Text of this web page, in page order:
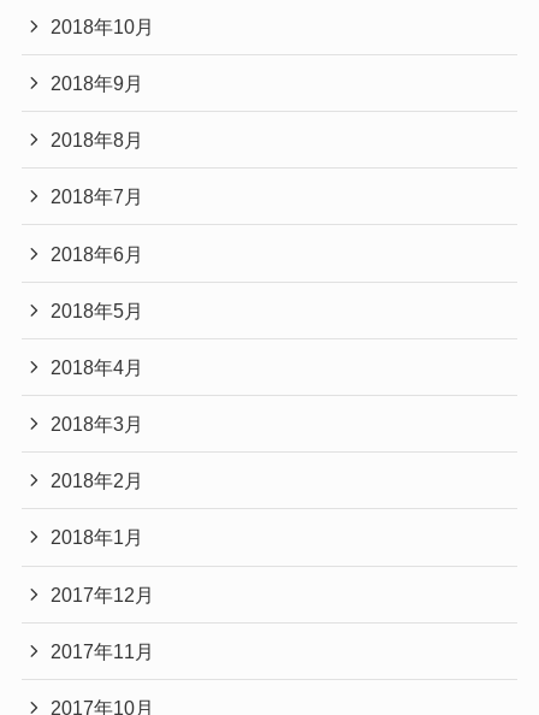
2018年10月
2018年9月
2018年8月
2018年7月
2018年6月
2018年5月
2018年4月
2018年3月
2018年2月
2018年1月
2017年12月
2017年11月
2017年10月